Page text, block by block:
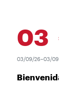
03 SEP.
03/09/26–03/09/26
Bienvenida